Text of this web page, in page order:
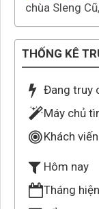
chùa Sleng
THỐNG KÊ
Đang truy
Máy chủ
Khách
Hôm nay
Tháng